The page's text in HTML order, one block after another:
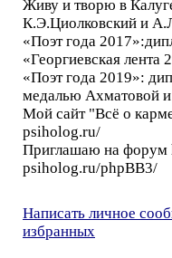
Живу и творю в
К.Э.Циолковский и
«Поэт года
«Георгиевская лента
«Поэт года 2019»:
медалью Ахматовой
Мой сайт "Всё о
psiholog.ru/
Приглашаю на форум
psiholog.ru/phpBB3/
Написать личное
избранных